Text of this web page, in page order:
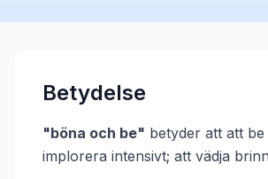
Betydelse
"böna och be" betyder att att
implorera intensivt; att vädja